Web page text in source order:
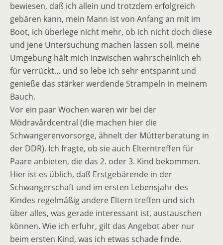
bewiesen, daß ich allein und trotzdem erfolgreich
gebären kann, mein Mann ist von Anfang an mit im
Boot, ich überlege nicht mehr, ob ich nicht doch diese
und jene Untersuchung machen lassen soll, meine
Umgebung hält mich inzwischen wahrscheinlich eh
für verrückt… und so lebe ich sehr entspannt und
genieße das stärker werdende Strampeln in meinem
Bauch.
Vor ein paar Wochen waren wir bei der
Mödravårdcentral (die machen hier die
Schwangerenvorsorge, ähnelt der Mütterberatung in
der DDR). Ich fragte, ob sie auch Elterntreffen für
Paare anbieten, die das 2. oder 3. Kind bekommen.
Hier ist es üblich, daß Erstgebärende in der
Schwangerschaft und im ersten Lebensjahr des
Kindes regelmäßig andere Eltern treffen und sich
über alles, was gerade interessant ist, austauschen
können. Wie ich erfuhr, gilt das Angebot aber nur
beim ersten Kind, was ich etwas schade finde.